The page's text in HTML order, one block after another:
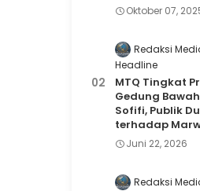
Oktober 07,
Redaksi
Headline
MTQ Tingkat
Gedung
Sofifi, Publik
terhadap
Juni 22, 2026
Redaksi